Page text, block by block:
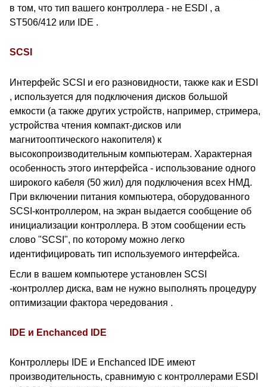
в том, что тип вашего контроллера - не ESDI , а
ST506/412 или IDE .
SCSI
Интерфейс SCSI и его разновидности, также как и ESDI
, используется для подключения дисков большой
емкости (а также других устройств, например, стримера,
устройства чтения компакт-дисков или
магнитооптического накопителя) к
высокопроизводительным компьютерам. Характерная
особенность этого интерфейса - использование одного
широкого кабеля (50 жил) для подключения всех НМД.
При включении питания компьютера, оборудованного
SCSI-контроллером, на экран выдается сообщение об
инициализации контроллера. В этом сообщении есть
слово "SCSI", по которому можно легко
идентифицировать тип используемого интерфейса.
Если в вашем компьютере установлен SCSI
-контроллер диска, вам не нужно выполнять процедуру
оптимизации фактора чередования .
IDE и Enchanced IDE
Контроллеры IDE и Enchanced IDE имеют
производительность, сравнимую с контроллерами ESDI